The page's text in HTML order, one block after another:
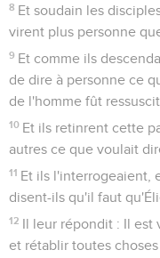
8 Et soudain les
virent plus personne
9 Et comme ils
de dire à personne ce
de l'homme fût
10 Et ils retinrent cette
autres ce que voulait
11 Et ils l'interrogeaient,
disent-ils qu'il faut
12 Il leur répondit : Il est
et rétablir toutes